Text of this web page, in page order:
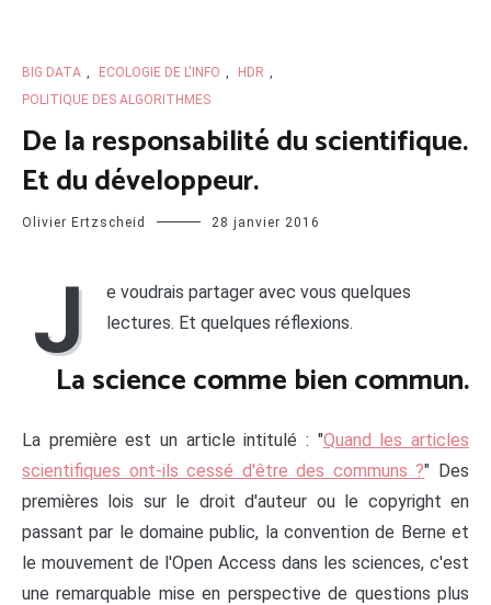
BIG DATA ECOLOGIE DE L'INFO HDR
POLITIQUE DES ALGORITHMES
De la responsabilité du scientifique.
Et du développeur.
Olivier Ertzscheid 28 janvier 2016
J
e voudrais partager avec vous quelques
lectures. Et quelques réflexions.
La science comme bien commun.
La première est un article intitulé : "Quand les articles
scientifiques ont-ils cessé d'être des communs ?" Des
premières lois sur le droit d'auteur ou le copyright en
passant par le domaine public, la convention de Berne et
le mouvement de l'Open Access dans les sciences, c'est
une remarquable mise en perspective de questions plus